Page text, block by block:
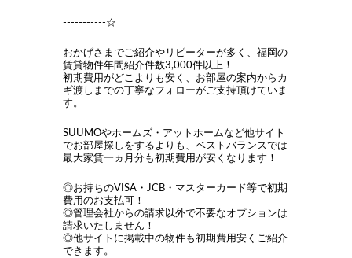
-----------☆
おかげさまでご紹介やリピーターが多く、福岡の
賃貸物件年間紹介件数3,000件以上！
初期費用がどこよりも安く、お部屋の案内からカ
ギ渡しまでの丁寧なフォローがご支持頂けていま
す。
SUUMOやホームズ・アットホームなど他サイト
でお部屋探しをするよりも、ベストバランスでは
最大家賃一ヵ月分も初期費用が安くなります！
◎お持ちのVISA・JCB・マスターカード等で初期
費用のお支払可！
◎管理会社からの請求以外で不要なオプションは
請求いたしません！
◎他サイトに掲載中の物件も初期費用安くご紹介
できます。